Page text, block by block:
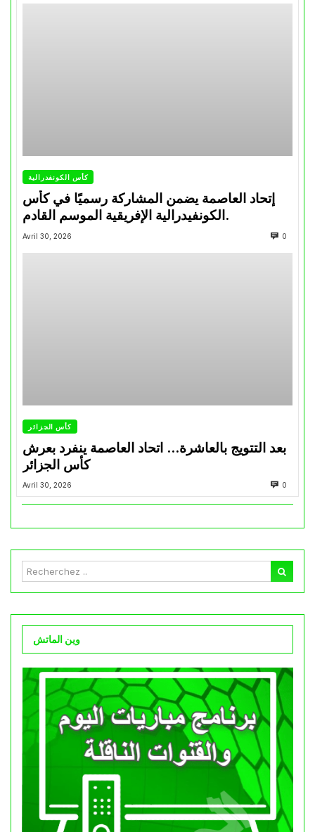
كأس الكونفدرالية
إتحاد العاصمة يضمن المشاركة رسميًا في كأس
الكونفيدرالية الإفريقية الموسم القادم.
Avril 30, 2026 0
كأس الجزائر
بعد التتويج بالعاشرة… اتحاد العاصمة ينفرد بعرش
كأس الجزائر
Avril 30, 2026 0
وين الماتش